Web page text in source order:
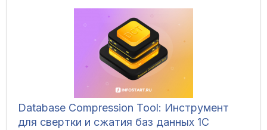
Database Compression Tool: Инструмент
для свертки и сжатия баз данных 1С